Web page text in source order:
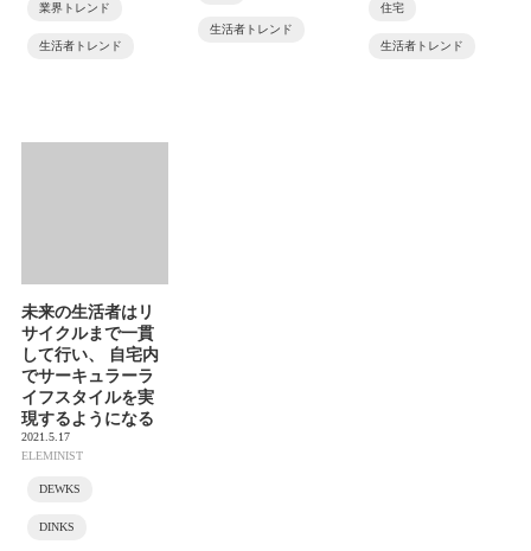
業界トレンド
生活者トレンド
生活者トレンド
住宅
生活者トレンド
未来の生活者はリ
サイクルまで一貫
して行い、 自宅内
でサーキュラーラ
イフスタイルを実
現するようになる
2021.5.17
ELEMINIST
DEWKS
DINKS